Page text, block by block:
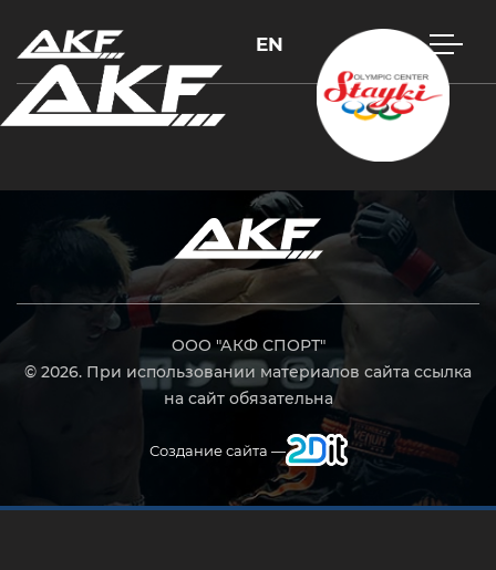
EN
ООО "АКФ СПОРТ"
© 2026. При использовании материалов сайта ссылка
на сайт обязательна
Создание сайта —
Нажмите Enter для поиска или Esc, чтобы закрыть